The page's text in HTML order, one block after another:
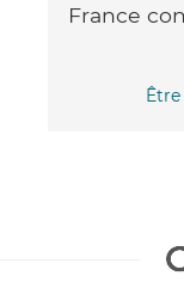
France